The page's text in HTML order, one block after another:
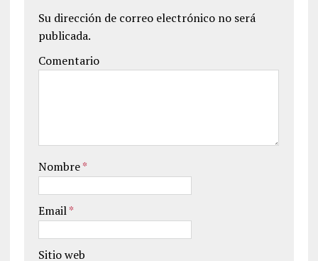
Su dirección de correo electrónico no será
publicada.
Comentario
Nombre*
Email*
Sitio web